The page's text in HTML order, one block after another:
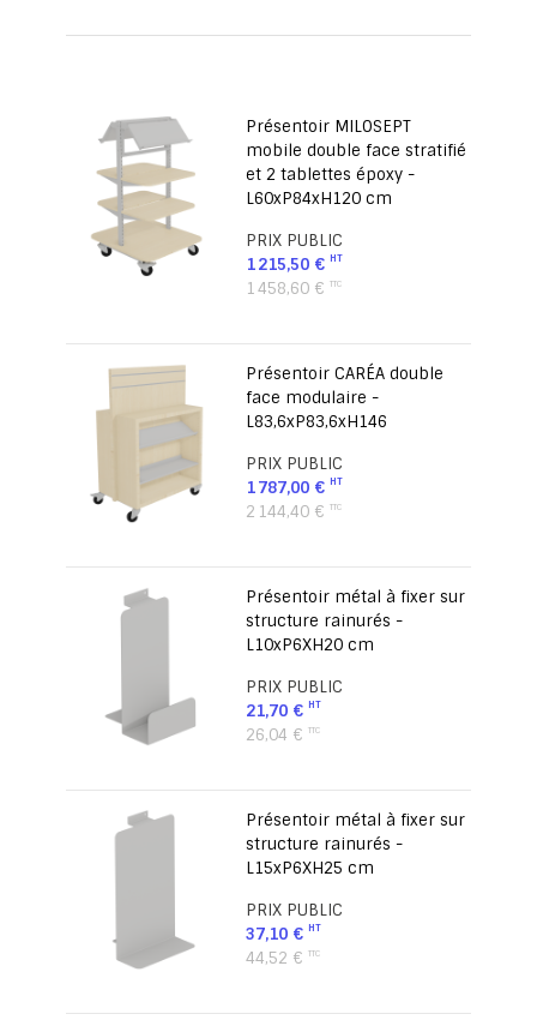
Présentoir MILOSEPT
mobile double face stratifié
et 2 tablettes époxy -
L60xP84xH120 cm
PRIX PUBLIC
1 215,50 €
1 458,60 €
Présentoir CARÉA double
face modulaire -
L83,6xP83,6xH146
PRIX PUBLIC
1 787,00 €
2 144,40 €
Présentoir métal à fixer sur
structure rainurés -
L10xP6XH20 cm
PRIX PUBLIC
21,70 €
26,04 €
Présentoir métal à fixer sur
structure rainurés -
L15xP6XH25 cm
PRIX PUBLIC
37,10 €
44,52 €